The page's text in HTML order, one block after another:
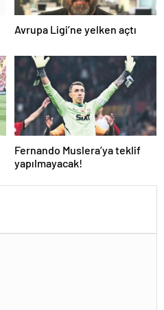
Avrupa Ligi’ne yelken açtı
Fernando Muslera’ya teklif
yapılmayacak!